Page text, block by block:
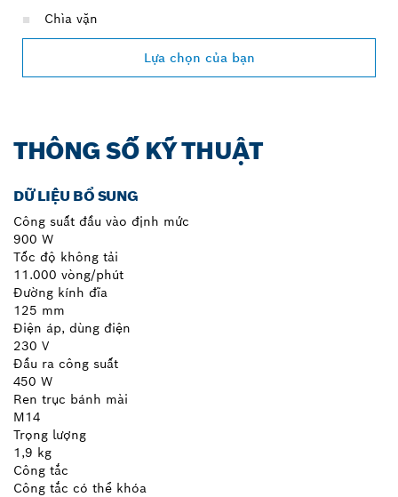
Chìa vặn
Lựa chọn của bạn
THÔNG SỐ KỸ THUẬT
DỮ LIỆU BỔ SUNG
Công suất đầu vào định mức
900 W
Tốc độ không tải
11.000 vòng/phút
Đường kính đĩa
125 mm
Điện áp, dùng điện
230 V
Đầu ra công suất
450 W
Ren trục bánh mài
M14
Trọng lượng
1,9 kg
Công tắc
Công tắc có thể khóa